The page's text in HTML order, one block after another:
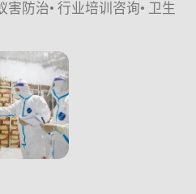
害防治• 行业培训咨询• 卫生